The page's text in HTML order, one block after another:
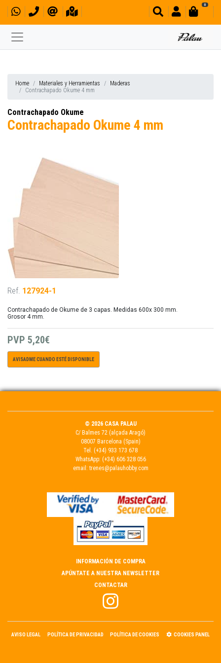
0
Home Materiales y Herramientas
Maderas
Contrachapado Okume 4 mm
Contrachapado Okume
Contrachapado Okume 4 mm
Ref. 127924-1
Contrachapado de Okume de 3 capas. Medidas 600x 300 mm.
Grosor 4 mm.
PVP 5,20€
AVISADME CUANDO ESTÉ DISPONIBLE
© 2026 CASA PALAU
C/ Balmes 72 (alçada Aragó)
08007 Barcelona (Spain)
Tel. (+34) 933 173 678
WhatsApp: (+34) 606 328 056
email: trenes@palauhobby.com
INFORMACIÓN DE COMPRA
APÚNTATE A NUESTRA NEWSLETTER
CONTACTAR
AVISO LEGAL POLÍTICA DE PRIVACIDAD POLÍTICA DE COOKIES COOKIES PANEL